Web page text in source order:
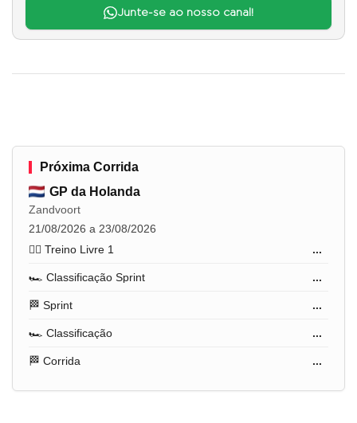
Junte-se ao nosso canal!
Próxima Corrida
GP da Holanda
Zandvoort
21/08/2026 a 23/08/2026
🏋️‍♂️ Treino Livre 1
...
🏎️ Classificação Sprint ...
🏁 Sprint ...
🏎️ Classificação ...
🏁 Corrida ...